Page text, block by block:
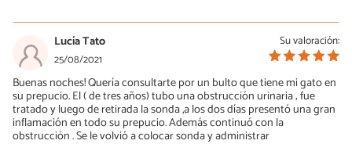
04/10/2021
Hola, a veces los gatos montan a otros o cualquier objeto
susceptible a modo de juego, sin ninguna relación con el ciclo
reproductivo. También hay gatitos que amasan, hipersalivan,
ronronean... una manta o cualquier otra superficie blanda porque
emulan lo que hacían de pequeños al mamar de su madre. En
cualquier caso, si el pene se mantuviese exteriorizado, tendría que
verlo la veterinaria. Un saludo.
Su valoración:
Lucía Tato
25/08/2021
Buenas noches! Quería consultarte por un bulto que tiene mi gato en
su prepucio. El ( de tres años) tubo una obstrucción urinaria ; fue
tratado y luego de retirada la sonda ,a los dos días presentó una gran
inflamación en todo su prepucio. Además continuó con la
obstrucción . Se le volvió a colocar sonda y administrar